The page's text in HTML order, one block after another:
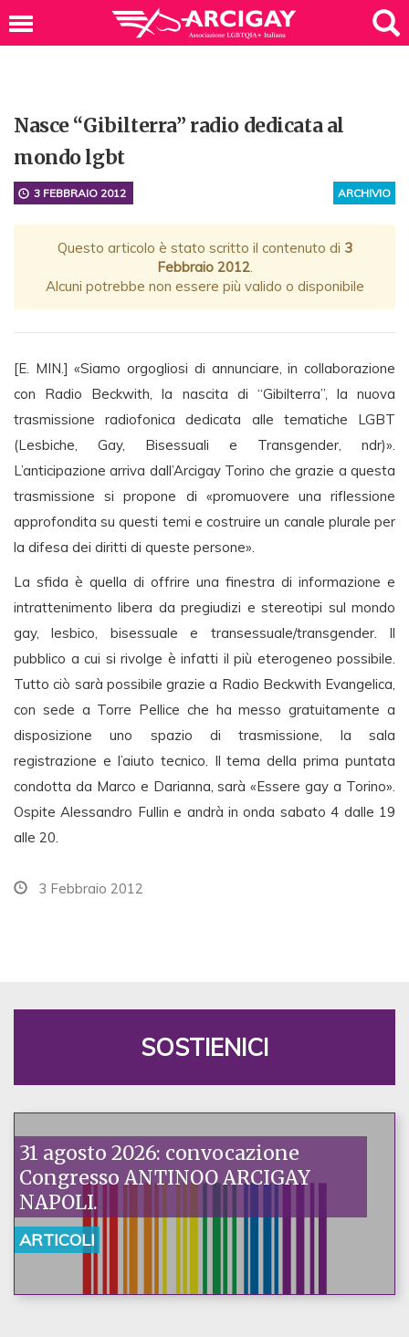
Nasce “Gibilterra” radio dedicata al
mondo lgbt
ARCHIVIO
3 FEBBRAIO 2012
Questo articolo è stato scritto il contenuto di 3
Febbraio 2012.
Alcuni potrebbe non essere più valido o disponibile
[E. MIN.] «Siamo orgogliosi di annunciare, in collaborazione
con Radio Beckwith, la nascita di “Gibilterra”, la nuova
trasmissione radiofonica dedicata alle tematiche LGBT
(Lesbiche, Gay, Bisessuali e Transgender, ndr)».
L’anticipazione arriva dall’Arcigay Torino che grazie a questa
trasmissione si propone di «promuovere una riflessione
approfondita su questi temi e costruire un canale plurale per
la difesa dei diritti di queste persone».
La sfida è quella di offrire una finestra di informazione e
intrattenimento libera da pregiudizi e stereotipi sul mondo
gay, lesbico, bisessuale e transessuale/transgender. Il
pubblico a cui si rivolge è infatti il più eterogeneo possibile.
Tutto ciò sarà possibile grazie a Radio Beckwith Evangelica,
con sede a Torre Pellice che ha messo gratuitamente a
disposizione uno spazio di trasmissione, la sala
registrazione e l’aiuto tecnico. Il tema della prima puntata
condotta da Marco e Darianna, sarà «Essere gay a Torino».
Ospite Alessandro Fullin e andrà in onda sabato 4 dalle 19
alle 20.
3 Febbraio 2012
SOSTIENICI
31 agosto 2026: convocazione
Congresso ANTINOO ARCIGAY
NAPOLI.
ARTICOLI